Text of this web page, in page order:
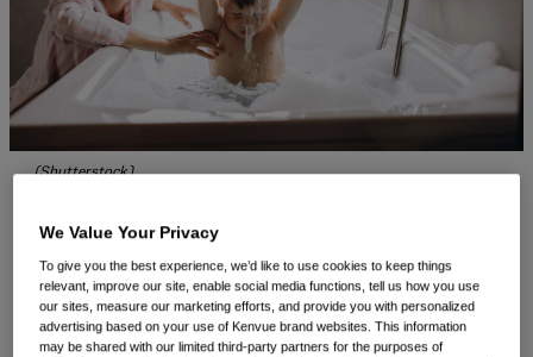
(Shutterstock)
明，给宝宝洗澡有非常重要的作用：不仅能保持宝宝的洁净，也
有助促进宝宝的社交情绪发育，并告诉宝宝休息时间到了。
We Value Your Privacy
To give you the best experience, we’d like to use cookies to keep things
relevant, improve our site, enable social media functions, tell us how you use
our sites, measure our marketing efforts, and provide you with personalized
advertising based on your use of Kenvue brand websites. This information
may be shared with our limited third-party partners for the purposes of